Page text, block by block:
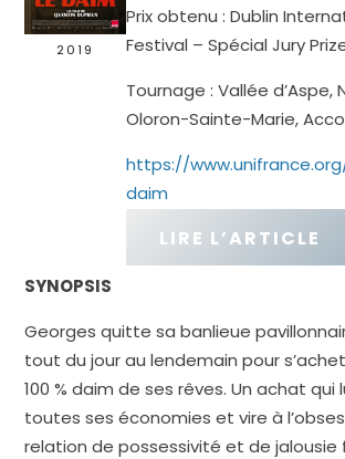
2019
Prix obtenu : Dublin
Festival – Spécial Jury
Tournage : Vallée d’Aspe,
Oloron-Sainte-Marie,
https://
daim
LIRE L’ARTICLE
SYNOPSIS
Georges quitte sa banlieue
tout du jour au lendemain pour
100 % daim de ses rêves. Un achat qui
toutes ses économies et vire à
relation de possessivité et de jalousie